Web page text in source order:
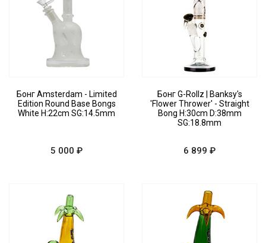
Бонг Amsterdam - Limited
Edition Round Base Bongs
White H:22cm SG:14.5mm
5 000 ₽
Бонг G-Rollz | Banksy's
'Flower Thrower' - Straight
Bong H:30cm D:38mm
SG:18.8mm
6 899 ₽